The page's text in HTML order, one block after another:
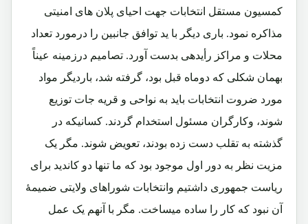
کمسیون مستقل انتخابات جهت احیای پلان های امنیتی
مذاکره نمود. باری دیگر با ید توافق جانبین را درمورد تعداد
محلات و مراکز رأیدهی بدست آورد. تصامیم درزمینه عیناً
بهمان شکلی که دوماه قبل بود، گرفته شد، باردیگر مواد
مورد ضروت انتخابات باید به نواحی و قریه جات توزیع
شوند، وکارگران مسئول استخدام گردند. کسانیکه در
گذشته به تقلب دست زده بودند، تعویض شوند. مگر یک
مزیت نظر به دور اول موجود بود که ما تنها دو کاندید برای
ریاست جمهوری داشتیم وانتخابات شوراهای ولایتی ضمیمۀ
آن نبود که کار را ساده میساخت. مگر با آنهم یک عمل